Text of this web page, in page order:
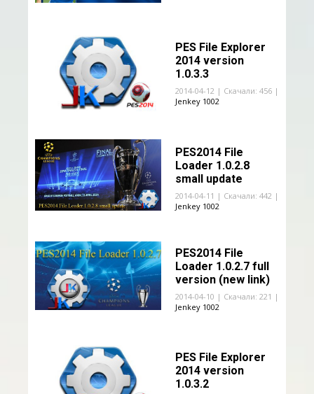
PES File Explorer
2014 version
1.0.3.3
2014-04-12 | Скачали: 456 |
Jenkey 1002
PES2014 File
Loader 1.0.2.8
small update
2014-04-11 | Скачали: 442 |
Jenkey 1002
PES2014 File
Loader 1.0.2.7 full
version (new link)
2014-04-10 | Скачали: 221 |
Jenkey 1002
PES File Explorer
2014 version
1.0.3.2